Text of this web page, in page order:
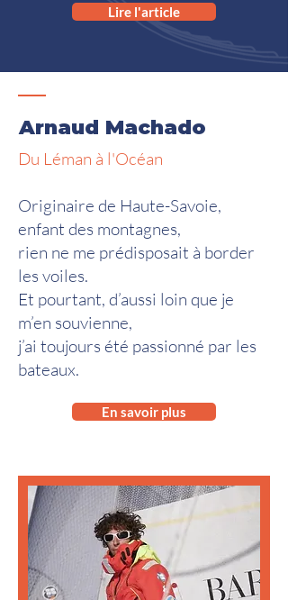
Lire l'article
Arnaud Machado
Du Léman à l'Océan
Originaire de Haute-Savoie,
enfant des montagnes,
rien ne me prédisposait à border
les voiles.
Et pourtant, d’aussi loin que je
m’en souvienne,
j’ai toujours été passionné par les
bateaux.
En savoir plus